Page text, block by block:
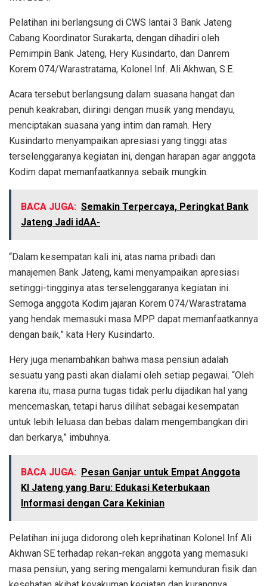
Pelatihan ini berlangsung di CWS lantai 3 Bank Jateng
Cabang Koordinator Surakarta, dengan dihadiri oleh
Pemimpin Bank Jateng, Hery Kusindarto, dan Danrem
Korem 074/Warastratama, Kolonel Inf. Ali Akhwan, S.E.
Acara tersebut berlangsung dalam suasana hangat dan
penuh keakraban, diiringi dengan musik yang mendayu,
menciptakan suasana yang intim dan ramah. Hery
Kusindarto menyampaikan apresiasi yang tinggi atas
terselenggaranya kegiatan ini, dengan harapan agar anggota
Kodim dapat memanfaatkannya sebaik mungkin.
BACA JUGA: Semakin Terpercaya, Peringkat Bank
Jateng Jadi idAA-
“Dalam kesempatan kali ini, atas nama pribadi dan
manajemen Bank Jateng, kami menyampaikan apresiasi
setinggi-tingginya atas terselenggaranya kegiatan ini.
Semoga anggota Kodim jajaran Korem 074/Warastratama
yang hendak memasuki masa MPP dapat memanfaatkannya
dengan baik,” kata Hery Kusindarto.
Hery juga menambahkan bahwa masa pensiun adalah
sesuatu yang pasti akan dialami oleh setiap pegawai. “Oleh
karena itu, masa purna tugas tidak perlu dijadikan hal yang
mencemaskan, tetapi harus dilihat sebagai kesempatan
untuk lebih leluasa dan bebas dalam mengembangkan diri
dan berkarya,” imbuhnya.
BACA JUGA: Pesan Ganjar untuk Empat Anggota
KI Jateng yang Baru: Edukasi Keterbukaan
Informasi dengan Cara Kekinian
Pelatihan ini juga didorong oleh keprihatinan Kolonel Inf Ali
Akhwan SE terhadap rekan-rekan anggota yang memasuki
masa pensiun, yang sering mengalami kemunduran fisik dan